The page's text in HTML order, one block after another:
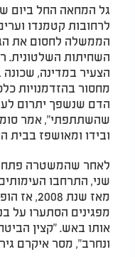
גל המחאה החל ביום
לרחובות קטמנדו
הממשלה לחסום את
השחיתות השלטונית.
הצעיר במדינה,
מחסור בהזדמנויות
הדם שנשפך יתרום
ובידו ומאושפז בבית
שני, התרחבו
מאז שנת
מפגינים הסתערו על
אותו באש. "קצין
ונחרב", מסר איקרם